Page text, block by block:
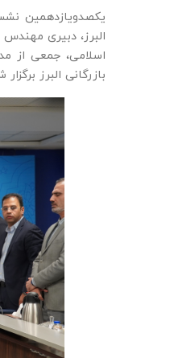
یکصدویازدهمین
البرز، دبیری
اسلامی، جمعی از
بازرگانی البرز برگزار